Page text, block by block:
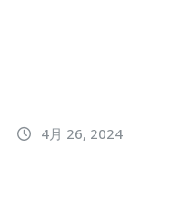
4月 26, 2024